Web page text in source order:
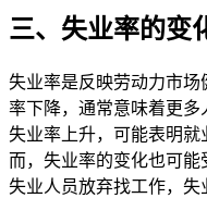
三、失业率的变
失业率是反映劳动力市
率下降，通常意味着更
失业率上升，可能表明
而，失业率的变化也可
失业人员放弃找工作，